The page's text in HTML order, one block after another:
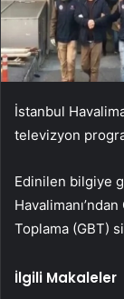
İstanbul
televizyon
Edinilen bilgiye
Toplama (GBT)
İlgili Makaleler